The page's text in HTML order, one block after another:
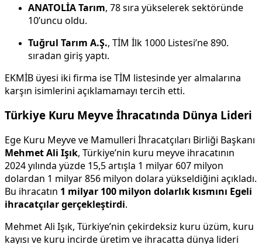
ANATOLİA Tarım, 78 sıra yükselerek sektöründe
10’uncu oldu.
Tuğrul Tarım A.Ş., TİM İlk 1000 Listesi’ne 890.
sıradan giriş yaptı.
EKMİB üyesi iki firma ise TİM listesinde yer almalarına
karşın isimlerini açıklamamayı tercih etti.
Türkiye Kuru Meyve İhracatında Dünya Lideri
Ege Kuru Meyve ve Mamulleri İhracatçıları Birliği Başkanı
Mehmet Ali Işık, Türkiye’nin kuru meyve ihracatının
2024 yılında yüzde 15,5 artışla 1 milyar 607 milyon
dolardan 1 milyar 856 milyon dolara yükseldiğini açıkladı.
Bu ihracatın 1 milyar 100 milyon dolarlık kısmını Egeli
ihracatçılar gerçekleştirdi.
Mehmet Ali Işık, Türkiye’nin çekirdeksiz kuru üzüm, kuru
kayısı ve kuru incirde üretim ve ihracatta dünya lideri